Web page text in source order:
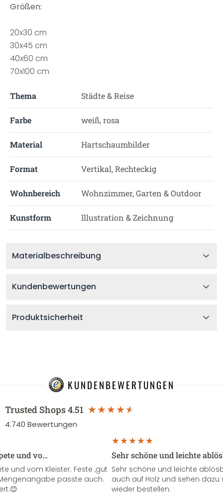
Größen:
20x30 cm
30x45 cm
40x60 cm
70x100 cm
Thema Städte & Reise
Farbe weiß, rosa
Material Hartschaumbilder
Format Vertikal, Rechteckig
Wohnbereich Wohnzimmer, Garten & Outdoor
Kunstform Illustration & Zeichnung
Materialbeschreibung
Kundenbewertungen
Produktsicherheit
KUNDENBEWERTUNGEN
Trusted Shops4.51
4.740 Bewertungen
und vo…
und vom Kleister. Feste ,gut
passte auch.
Sehr schöne und leichte
Sehr schöne und leichte
auch auf Holz und sehen
wieder bestellen.